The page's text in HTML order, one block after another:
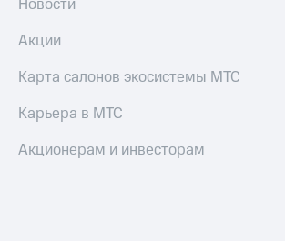
Новости
Акции
Карта салонов экосистемы МТС
Карьера в МТС
Акционерам и инвесторам